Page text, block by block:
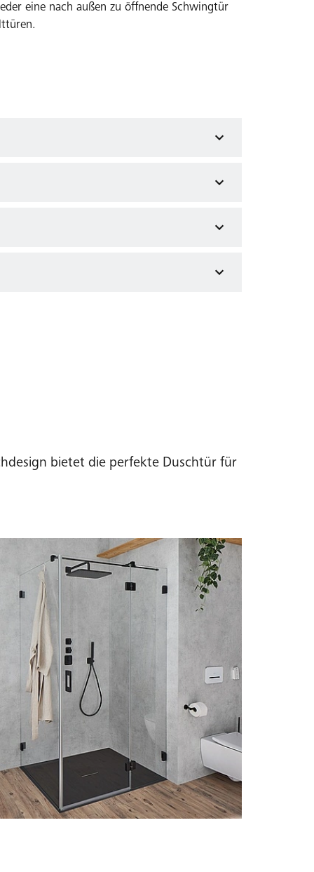
eine nach außen zu öffnende Schwingtür
Flexibilität beim Öffnen.
bietet die perfekte Duschtür für